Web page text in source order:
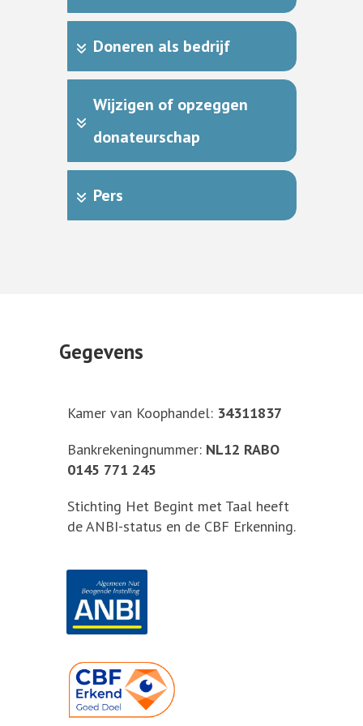
Doneren als bedrijf
Wijzigen of opzeggen
donateurschap
Pers
Gegevens
Kamer van Koophandel: 34311837
Bankrekeningnummer: NL12 RABO
0145 771 245
Stichting Het Begint met Taal heeft
de ANBI-status en de CBF Erkenning.